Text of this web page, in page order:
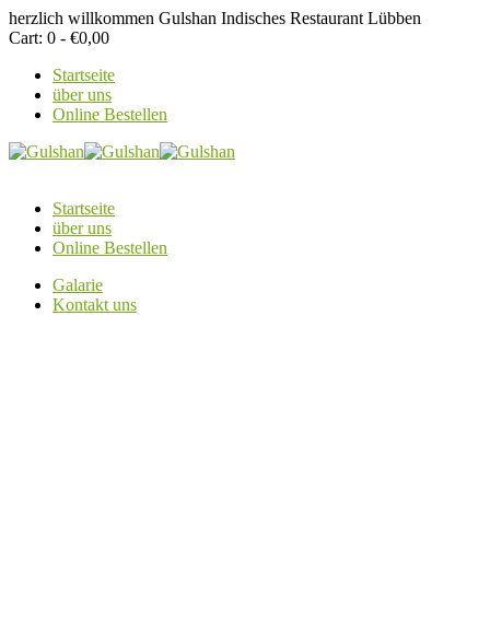
herzlich willkommen Gulshan Indisches Restaurant Lübben
Cart: 0 - €0,00
Startseite
über uns
Online Bestellen
Startseite
über uns
Online Bestellen
Galarie
Kontakt uns